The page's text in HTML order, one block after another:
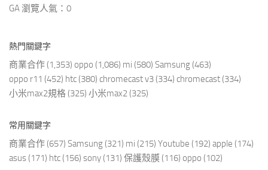
GA 瀏覽人氣：0
熱門關鍵字
商業合作 (1,353) oppo (1,086) mi (580) Samsung (463)
oppo r11 (452) htc (380) chromecast v3 (334) chromecast (334)
小米max2規格 (325) 小米max2 (325)
常用關鍵字
商業合作 (657) Samsung (321) mi (215) Youtube (192) apple (174)
asus (171) htc (156) sony (131) 保護殼膜 (116) oppo (102)